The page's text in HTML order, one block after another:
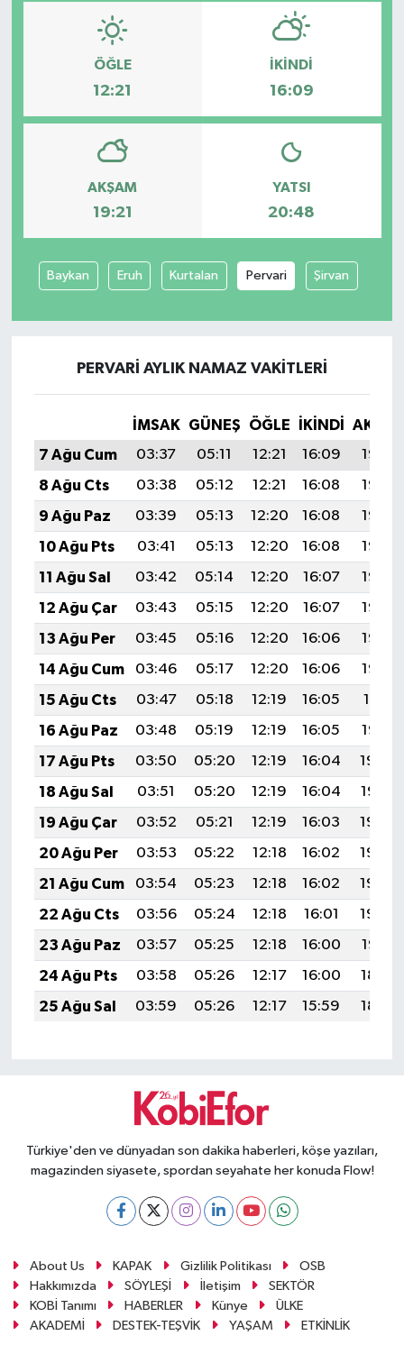
ÖĞLE
12:21
İKINDI
16:09
AKŞAM
19:21
YATSI
20:48
Baykan Eruh Kurtalan Pervari Şirvan
PERVARI AYLIK NAMAZ VAKITLERI
İMSAK GÜNEŞ ÖĞLE İKINDI
7 Ağu Cum
03:37 05:11 12:21 16:09
19:21
8 Ağu Cts
03:38 05:12 12:21 16:08
19:19
9 Ağu Paz
03:39 05:13 12:20 16:08
19:18
10 Ağu Pts
03:41 05:13 12:20 16:08
19:17
11 Ağu Sal
03:42 05:14 12:20 16:07
19:16
12 Ağu Çar
03:43 05:15 12:20 16:07
19:15
13 Ağu Per
03:45 05:16 12:20 16:06
19:14
14 Ağu Cum
03:46 05:17 12:20 16:06
19:12
15 Ağu Cts
03:47 05:18 12:19 16:05
19:11
16 Ağu Paz
03:48 05:19 12:19 16:05
19:10
17 Ağu Pts
03:50 05:20 12:19 16:04
19:09
18 Ağu Sal
03:51 05:20 12:19 16:04
19:07
19 Ağu Çar
03:52 05:21 12:19 16:03
19:06
20 Ağu Per
03:53 05:22 12:18 16:02
19:05
21 Ağu Cum
03:54 05:23 12:18 16:02
19:03
22 Ağu Cts
03:56 05:24 12:18 16:01
19:02
23 Ağu Paz
03:57 05:25 12:18 16:00
19:01
24 Ağu Pts
03:58 05:26 12:17 16:00
18:59
25 Ağu Sal
03:59 05:26 12:17 15:59 18:58
Türkiye'den ve dünyadan son dakika haberleri, köşe yazıları,
magazinden siyasete, spordan seyahate her konuda Flow!
About Us KAPAK Gizlilik Politikası
OSB
Hakkımızda
SÖYLEŞİ İletişim
SEKTÖR
KOBİ Tanımı
HABERLER Künye
ÜLKE
AKADEMİ
DESTEK-TEŞVİK YAŞAM ETKİNLİK